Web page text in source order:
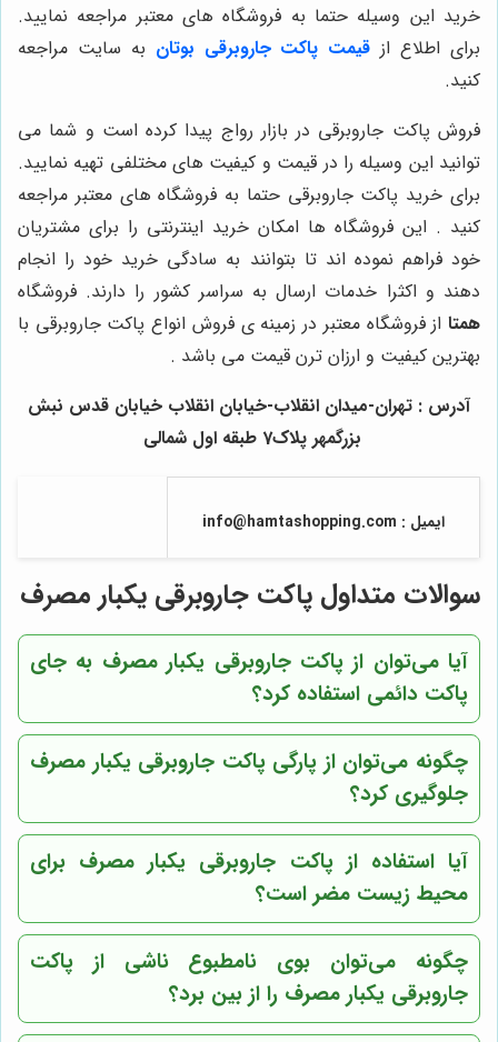
خرید این وسیله حتما به فروشگاه های معتبر مراجعه نمایید.
برای اطلاع از قیمت پاکت جاروبرقی بوتان به سایت مراجعه
کنید.
فروش پاکت جاروبرقی در بازار رواج پیدا کرده است و شما می
توانید این وسیله را در قیمت و کیفیت های مختلفی تهیه نمایید.
برای خرید پاکت جاروبرقی حتما به فروشگاه های معتبر مراجعه
کنید . این فروشگاه ها امکان خرید اینترنتی را برای مشتریان
خود فراهم نموده اند تا بتوانند به سادگی خرید خود را انجام
دهند و اکثرا خدمات ارسال به سراسر کشور را دارند. فروشگاه
همتا از فروشگاه معتبر در زمینه ی فروش انواع پاکت جاروبرقی با
بهترین کیفیت و ارزان ترن قیمت می باشد .
آدرس : تهران-میدان انقلاب-خیابان انقلاب خیابان قدس نبش
بزرگمهر پلاک7 طبقه اول شمالی
ایمیل : info@hamtashopping.com
سوالات متداول پاکت جاروبرقی یکبار مصرف
آیا می‌توان از پاکت جاروبرقی یکبار مصرف به جای
پاکت دائمی استفاده کرد؟
چگونه می‌توان از پارگی پاکت جاروبرقی یکبار مصرف
جلوگیری کرد؟
آیا استفاده از پاکت جاروبرقی یکبار مصرف برای
محیط زیست مضر است؟
چگونه می‌توان بوی نامطبوع ناشی از پاکت
جاروبرقی یکبار مصرف را از بین برد؟